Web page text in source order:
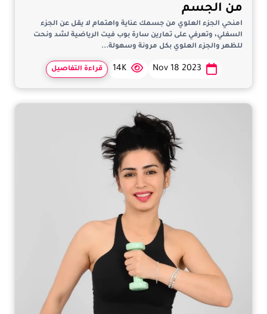
من الجسم
امنحي الجزء العلوي من جسمك عناية واهتمام لا يقل عن الجزء
السفلي، وتعرفي على تمارين سارة بوب فيت الرياضية لشد ونحت
للظهر والجزء العلوي بكل مرونة وسهولة...
Nov 18 2023
14K قراءة التفاصيل